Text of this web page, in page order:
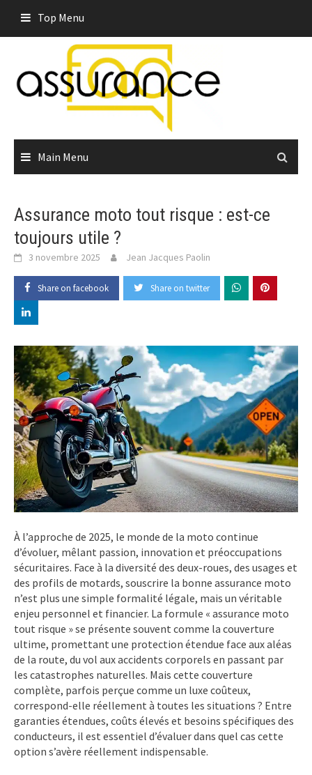
content
Top Menu
Main Menu
Assurance moto tout risque : est-ce
toujours utile ?
3 novembre 2025 Jean Jacques Paolin
Share on facebook Share on twitter
À l’approche de 2025, le monde de la moto continue
d’évoluer, mêlant passion, innovation et préoccupations
sécuritaires. Face à la diversité des deux-roues, des usages et
des profils de motards, souscrire la bonne assurance moto
n’est plus une simple formalité légale, mais un véritable
enjeu personnel et financier. La formule « assurance moto
tout risque » se présente souvent comme la couverture
ultime, promettant une protection étendue face aux aléas
de la route, du vol aux accidents corporels en passant par
les catastrophes naturelles. Mais cette couverture
complète, parfois perçue comme un luxe coûteux,
correspond-elle réellement à toutes les situations ? Entre
garanties étendues, coûts élevés et besoins spécifiques des
conducteurs, il est essentiel d’évaluer dans quel cas cette
option s’avère réellement indispensable.